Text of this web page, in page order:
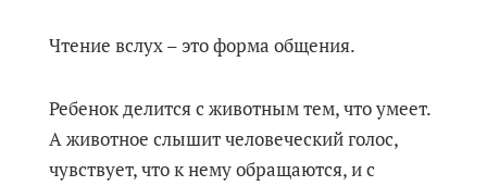
Чтение вслух – это форма общения.
Ребенок делится с животным тем, что умеет.
А животное слышит человеческий голос,
чувствует, что к нему обращаются, и с